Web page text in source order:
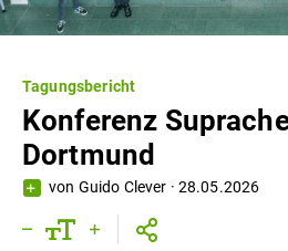
Tagungsbericht
Konferenz
Dortmund
von Guido Clever · 28.05.2026